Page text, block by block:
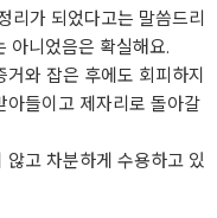
리가 되었다고는 말씀드리
아니었음은 확실해요.
와 잡은 후에도 회피하지
아들이고 제자리로 돌아갈
고 차분하게 수용하고 있